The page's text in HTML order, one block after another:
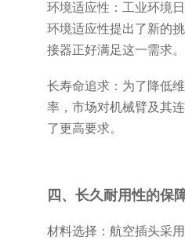
环境适应性：工业环境
环境适应性提出了新的
接器正好满足这一需求。
长寿命追求：为了降低
率，市场对机械臂及其
了更高要求。
四、长久耐用性的保
材料选择：航空插头采